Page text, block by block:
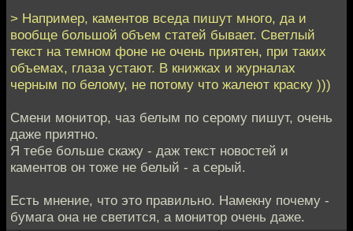
> Например, каментов вседа пишут много, да и
вообще большой объем статей бывает. Светлый
текст на темном фоне не очень приятен, при таких
объемах, глаза устают. В книжках и журналах
черным по белому, не потому что жалеют краску )))
Смени монитор, чаз белым по серому пишут, очень
даже приятно.
Я тебе больше скажу - даж текст новостей и
каментов он тоже не белый - а серый.
Есть мнение, что это правильно. Намекну почему -
бумага она не светится, а монитор очень даже.